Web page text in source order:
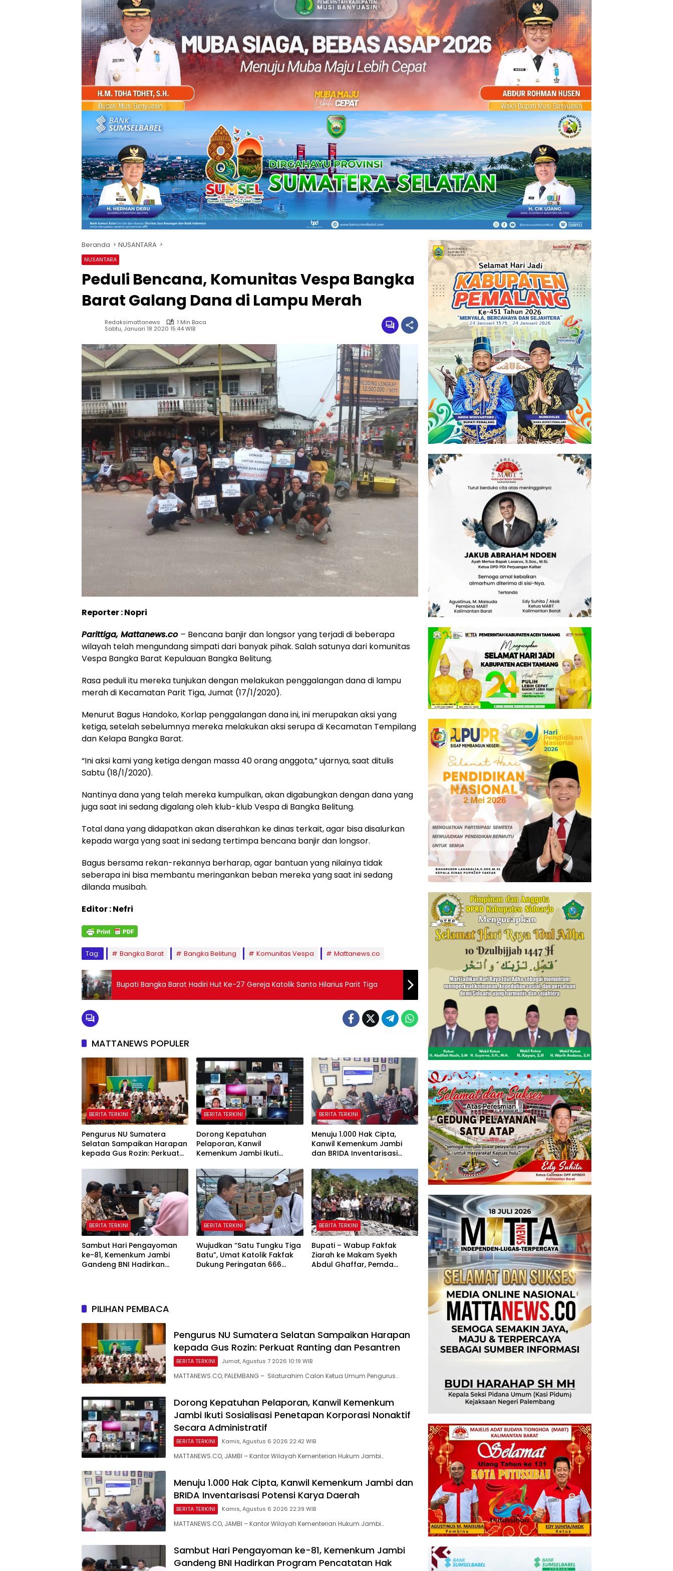
Beranda NUSANTARA
NUSANTARA
Peduli Bencana, Komunitas Vespa Bangka
Barat Galang Dana di Lampu Merah
Redaksimattanews
1 Min Baca
Sabtu, Januari 18 2020 15:44 WIB
Reporter : Nopri
Parittiga, Mattanews.co– Bencana banjir dan longsor yang terjadi di beberapa
wilayah telah mengundang simpati dari banyak pihak. Salah satunya dari komunitas
Vespa Bangka Barat Kepulauan Bangka Belitung.
Rasa peduli itu mereka tunjukan dengan melakukan penggalangan dana di lampu
merah di Kecamatan Parit Tiga, Jumat (17/1/2020).
Menurut Bagus Handoko, Korlap penggalangan dana ini, ini merupakan aksi yang
ketiga, setelah sebelumnya mereka melakukan aksi serupa di Kecamatan Tempilang
dan Kelapa Bangka Barat.
“Ini aksi kami yang ketiga dengan massa 40 orang anggota,” ujarnya, saat ditulis
Sabtu (18/1/2020).
Nantinya dana yang telah mereka kumpulkan, akan digabungkan dengan dana yang
juga saat ini sedang digalang oleh klub-klub Vespa di Bangka Belitung.
Total dana yang didapatkan akan diserahkan ke dinas terkait, agar bisa disalurkan
kepada warga yang saat ini sedang tertimpa bencana banjir dan longsor.
Bagus bersama rekan-rekannya berharap, agar bantuan yang nilainya tidak
seberapa ini bisa membantu meringankan beban mereka yang saat ini sedang
dilanda musibah.
Editor : Nefri
Tag: Bangka Barat Bangka Belitung Komunitas Vespa Mattanews.co
Bupati Bangka Barat Hadiri Hut Ke-27 Gereja Katolik Santo Hilarius Parit Tiga
MATTANEWS POPULER
BERITA TERKINI
Pengurus NU Sumatera
Selatan Sampaikan Harapan
kepada Gus Rozin: Perkuat
BERITA TERKINI
Dorong Kepatuhan
Pelaporan, Kanwil
Kemenkum Jambi Ikuti
Korporasi Nonaktif Secara
Administratif
BERITA TERKINI
Menuju 1.000 Hak Cipta,
Kanwil Kemenkum Jambi
dan BRIDA Inventarisasi
BERITA TERKINI
Sambut Hari Pengayoman
ke-81, Kemenkum Jambi
Gandeng BNI Hadirkan
BERITA TERKINI
Wujudkan “Satu Tungku Tiga
Batu”, Umat Katolik Fakfak
Dukung Peringatan 666
BERITA TERKINI
Bupati – Wabup Fakfak
Ziarah ke Makam Syekh
Abdul Ghaffar, Pemda
PILIHAN PEMBACA
Pengurus NU Sumatera Selatan Sampaikan Harapan
kepada Gus Rozin: Perkuat Ranting dan Pesantren
BERITA TERKINI Jumat, Agustus 7 2026 10:19 WIB
MATTANEWS.CO, PALEMBANG – Silaturahim Calon Ketua Umum Pengurus…
Dorong Kepatuhan Pelaporan, Kanwil Kemenkum
Jambi Ikuti Sosialisasi Penetapan Korporasi Nonaktif
Secara Administratif
BERITA TERKINI Kamis, Agustus 6 2026 22:42 WIB
MATTANEWS.CO, JAMBI – Kantor Wilayah Kementerian Hukum Jambi…
Menuju 1.000 Hak Cipta, Kanwil Kemenkum Jambi dan
BRIDA Inventarisasi Potensi Karya Daerah
BERITA TERKINI Kamis, Agustus 6 2026 22:39 WIB
MATTANEWS.CO, JAMBI – Kantor Wilayah Kementerian Hukum Jambi…
Sambut Hari Pengayoman ke-81, Kemenkum Jambi
Gandeng BNI Hadirkan Program Pencatatan Hak